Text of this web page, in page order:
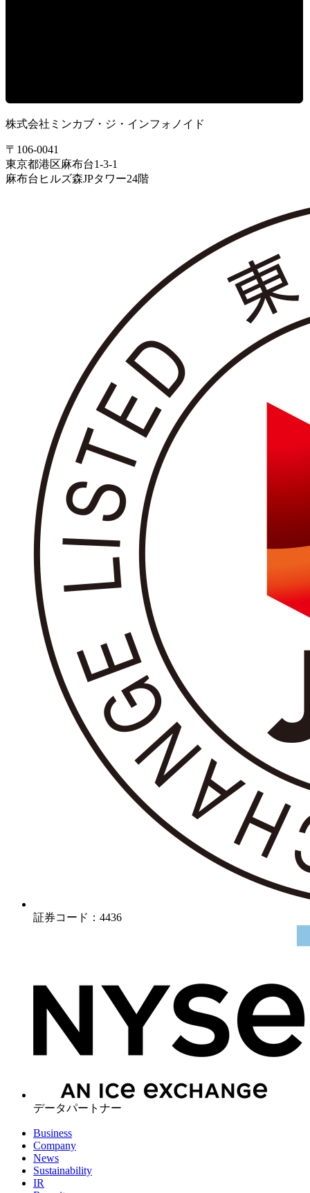
株式会社ミンカブ・ジ・インフォノイド
〒106-0041
東京都港区麻布台1-3-1
麻布台ヒルズ森JPタワー24階
証券コード：4436
データパートナー
Business
Company
News
Sustainability
IR